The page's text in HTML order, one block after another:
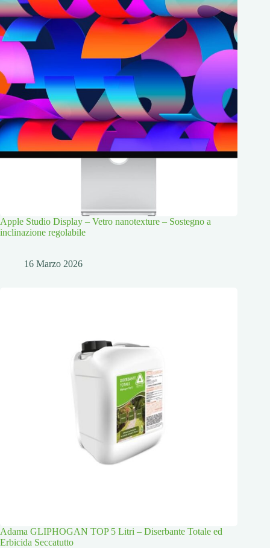
Apple Studio Display – Vetro nanotexture – Sostegno a
inclinazione regolabile
16 Marzo 2026
Adama GLIPHOGAN TOP 5 Litri – Diserbante Totale ed
Erbicida Seccatutto